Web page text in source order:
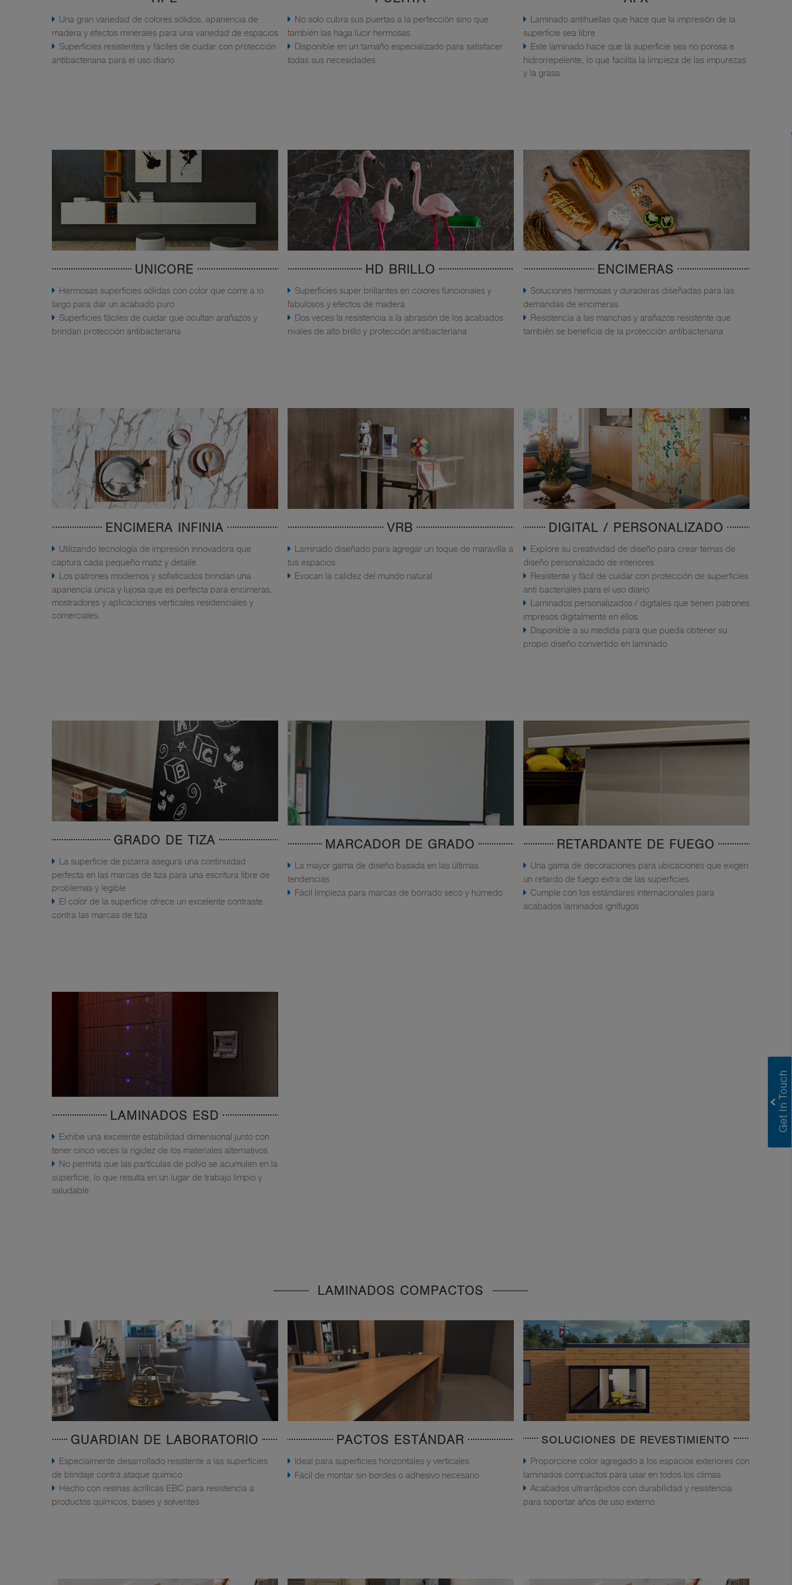
Una gran variedad de colores sólidos, apariencia de
madera y efectos minerales para una variedad de espacios
Superficies resistentes y fáciles de cuidar con protección
antibacteriana para el uso diario
No solo cubra sus puertas a la perfección sino que
también las haga lucir hermosas
Disponible en un tamaño especializado para satisfacer
todas sus necesidades
Laminado antihuellas que hace que la impresión de la
superficie sea libre
Este laminado hace que la superficie sea no porosa e
hidrorrepelente, lo que facilita la limpieza de las impurezas
y la grasa
UNICORE
Hermosas superficies sólidas con color que corre a lo
largo para dar un acabado puro
Superficies fáciles de cuidar que ocultan arañazos y
brindan protección antibacteriana
HD BRILLO
Superficies súper brillantes en colores funcionales y
fabulosos y efectos de madera
Dos veces la resistencia a la abrasión de los acabados
rivales de alto brillo y protección antibacteriana
ENCIMERAS
Soluciones hermosas y duraderas diseñadas para las
demandas de encimeras
Resistencia a las manchas y arañazos resistente que
también se beneficia de la protección antibacteriana
ENCIMERA INFINIA
Utilizando tecnología de impresión innovadora que
captura cada pequeño matiz y detalle.
Los patrones modernos y sofisticados brindan una
apariencia única y lujosa que es perfecta para encimeras,
mostradores y aplicaciones verticales residenciales y
comerciales.
VRB
Laminado diseñado para agregar un toque de maravilla a
tus espacios
Evocan la calidez del mundo natural
DIGITAL / PERSONALIZADO
Explore su creatividad de diseño para crear temas de
diseño personalizado de interiores
Resistente y fácil de cuidar con protección de superficies
anti bacteriales para el uso diario
Laminados personalizados / digitales que tienen patrones
impresos digitalmente en ellos
Disponible a su medida para que pueda obtener su
propio diseño convertido en laminado
GRADO DE TIZA
La superficie de pizarra asegura una continuidad
perfecta en las marcas de tiza para una escritura libre de
problemas y legible
El color de la superficie ofrece un excelente contraste
contra las marcas de tiza
MARCADOR DE GRADO
La mayor gama de diseño basada en las últimas
tendencias
Fácil limpieza para marcas de borrado seco y húmedo
RETARDANTE DE FUEGO
Una gama de decoraciones para ubicaciones que exigen
un retardo de fuego extra de las superficies
Cumple con los estándares internacionales para
acabados laminados ignífugos
LAMINADOS ESD
Exhibe una excelente estabilidad dimensional junto con
tener cinco veces la rigidez de los materiales alternativos
No permita que las partículas de polvo se acumulen en la
superficie, lo que resulta en un lugar de trabajo limpio y
saludable
LAMINADOS COMPACTOS
GUARDIAN DE LABORATORIO
Especialmente desarrollado resistente a las superficies
de blindaje contra ataque químico
Hecho con resinas acrílicas EBC para resistencia a
productos químicos, bases y solventes
PACTOS ESTÁNDAR
Ideal para superficies horizontales y verticales
Fácil de montar sin bordes o adhesivo necesario
SOLUCIONES DE REVESTIMIENTO
Proporcione color agregado a los espacios exteriores con
laminados compactos para usar en todos los climas
Acabados ultrarrápidos con durabilidad y resistencia
para soportar años de uso externo